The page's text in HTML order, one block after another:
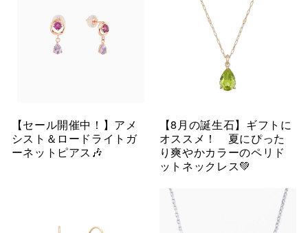
【セール開催中！】アメ
シスト＆ロードライトガ
ーネットピアス🎶
【8月の誕生石】ギフトに
オススメ！ 夏にぴった
り爽やかカラーのペリド
ットネックレス💚